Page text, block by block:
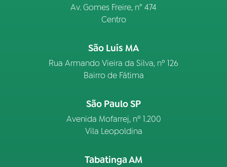
Av. Gomes Freire, n° 474
Centro
São Luís MA
Rua Armando Vieira da Silva, nº 126
Bairro de Fátima
São Paulo SP
Avenida Mofarrej, nº 1.200
Vila Leopoldina
Tabatinga AM